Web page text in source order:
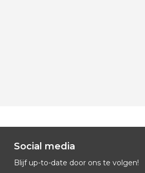
Social media
Blijf up-to-date door ons te volgen!